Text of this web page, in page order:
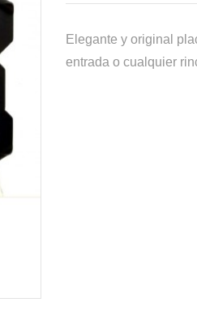
Elegante y original
entrada o cualquier